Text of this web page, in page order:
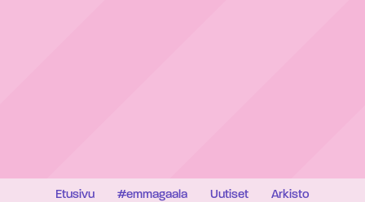
Etusivu #emmagaala Uutiset
Arkisto